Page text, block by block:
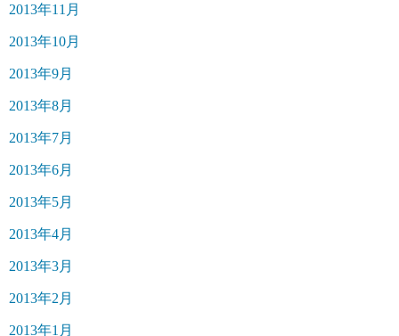
2013年11月
2013年10月
2013年9月
2013年8月
2013年7月
2013年6月
2013年5月
2013年4月
2013年3月
2013年2月
2013年1月